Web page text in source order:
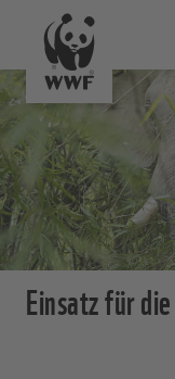
Einsatz für